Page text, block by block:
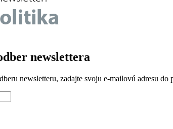
newslettera
newsletteru, zadajte svoju e-mailovú adresu